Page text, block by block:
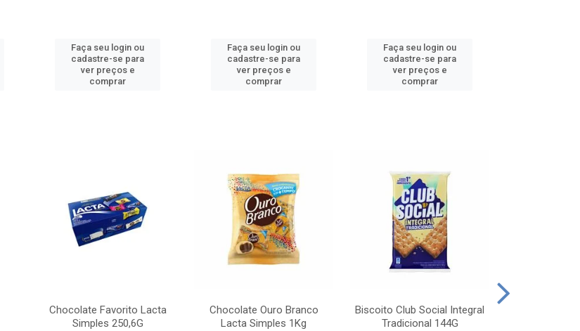
Faça seu login ou
cadastre-se para
ver preços e
comprar
Faça seu login ou
cadastre-se para
ver preços e
comprar
Faça seu login ou
cadastre-se para
ver preços e
comprar
Chocolate Favorito Lacta
Simples 250,6G
Chocolate Ouro Branco
Lacta Simples 1Kg
Biscoito Club Social Integral
Tradicional 144G